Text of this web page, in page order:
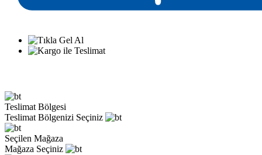
Teslimat Bölgesi
Teslimat Bölgenizi Seçiniz
Seçilen Mağaza
Mağaza Seçiniz